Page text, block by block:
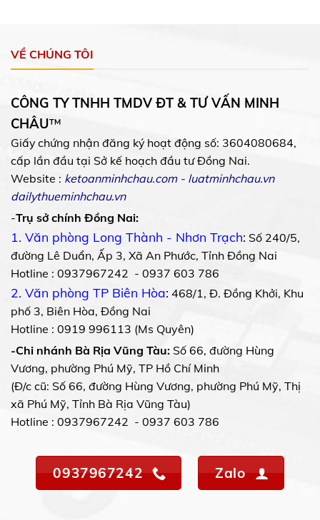
VỀ CHÚNG TÔI
CÔNG TY TNHH TMDV ĐT & TƯ VẤN MINH
CHÂU™
Giấy chứng nhận đăng ký hoạt động số: 3604080684,
cấp lần đầu tại Sở kế hoạch đầu tư Đồng Nai.
Website : ketoanminhchau.com- luatminhchau.vn
dailythueminhchau.vn
-Trụ sở chính Đồng Nai:
1. Văn phòng Long Thành - Nhơn Trạch: Số 240/5,
đường Lê Duẩn, Ấp 3, Xã An Phước, Tỉnh Đồng Nai
Hotline : 0937967242 - 0937 603 786
2. Văn phòng TP Biên Hòa: 468/1, Đ. Đồng Khởi, Khu
phố 3, Biên Hòa, Đồng Nai
Hotline : 0919 996113 (Ms Quyên)
-Chi nhánh Bà Rịa Vũng Tàu: Số 66, đường Hùng
Vương, phường Phú Mỹ, TP Hồ Chí Minh
(Đ/c cũ: Số 66, đường Hùng Vương, phường Phú Mỹ, Thị
xã Phú Mỹ, Tỉnh Bà Rịa Vũng Tàu)
Hotline : 0937967242 - 0937 603 786
0937967242 Zalo